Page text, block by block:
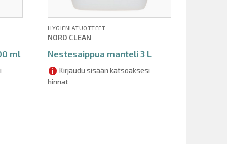
ml
HYGIENIATUOTTEET
NORD CLEAN
Nestesaippua manteli 3 L
Kirjaudu sisään katsoaksesi
hinnat